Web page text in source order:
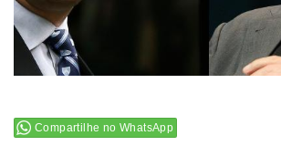
Compartilhe no WhatsApp